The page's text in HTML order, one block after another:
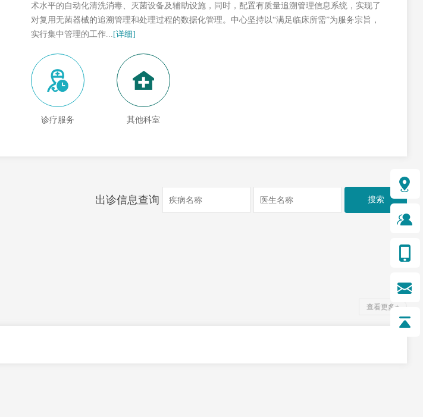
术水平的自动化清洗消毒、灭菌设备及辅助设施，同时，配置有质量追溯管理信息系统，实现了
对复用无菌器械的追溯管理和处理过程的数据化管理。中心坚持以“满足临床所需”为服务宗旨，
实行集中管理的工作... [详细]
诊疗服务 其他科室
出诊信息查询
查看更多+